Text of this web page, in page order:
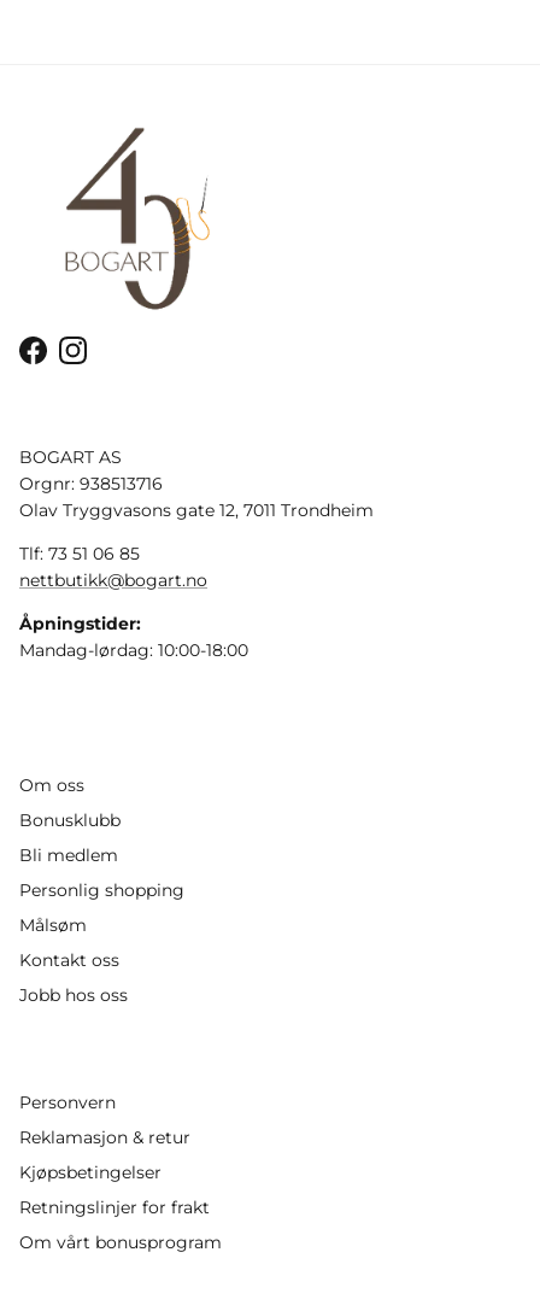
FacebookInstagram
BOGART AS
Orgnr: 938513716
Olav Tryggvasons gate 12, 7011 Trondheim
Tlf: 73 51 06 85
nettbutikk@bogart.no
Åpningstider:
Mandag-lørdag: 10:00-18:00
Om oss
Bonusklubb
Bli medlem
Personlig shopping
Målsøm
Kontakt oss
Jobb hos oss
Personvern
Reklamasjon & retur
Kjøpsbetingelser
Retningslinjer for frakt
Om vårt bonusprogram